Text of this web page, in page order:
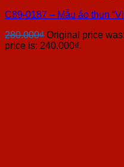
C89-0187 – Mẫu áo thun
280.000₫ Original price
price is: 240.000₫.